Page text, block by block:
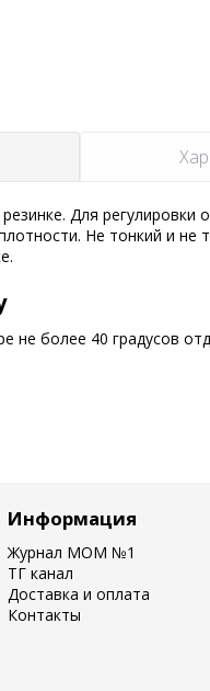
Для регулировки
Не тонкий и
не более 40 градусов
Информация
Журнал MOM №1
ТГ канал
Доставка и оплата
Контакты